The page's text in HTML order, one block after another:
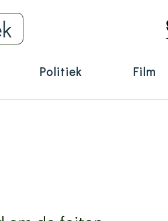
Politiek Film